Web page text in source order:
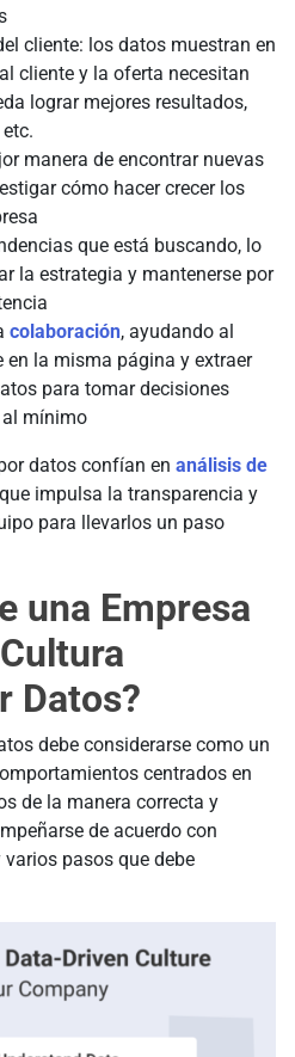
cliente: los datos muestran en
cliente y la oferta necesitan
lograr mejores resultados,
manera de encontrar nuevas
cómo hacer crecer los
que está buscando, lo
la estrategia y mantenerse por
colaboración, ayudando al
en la misma página y extraer
para tomar decisiones
al mínimo
datos confían en análisis de
impulsa la transparencia y
para llevarlos un paso
una Empresa
Datos?
debe considerarse como un
centrados en
de la manera correcta y
de acuerdo con
pasos que debe